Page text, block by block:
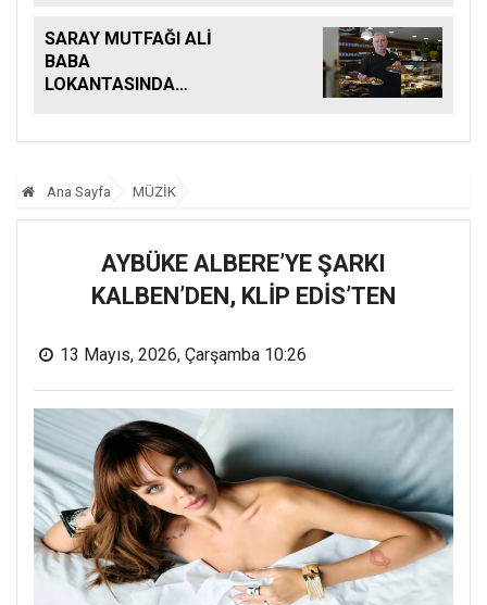
SARAY MUTFAĞI ALİ
BABA
LOKANTASINDA
Ana Sayfa MÜZİK
AYBÜKE ALBERE’YE ŞARKI
KALBEN’DEN, KLİP EDİS’TEN
13 Mayıs, 2026, Çarşamba 10:26